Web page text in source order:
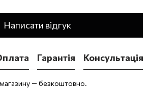
Написати відгук
Гарантія Консультація
— безкоштовно.